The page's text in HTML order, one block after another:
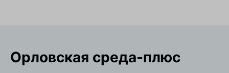
Орловская cреда-плюс